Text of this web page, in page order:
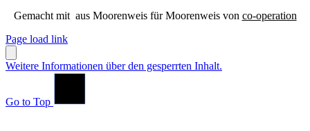
Gemacht mit aus Moorenweis für Moorenweis von co-operation
Page load link
Weitere Informationen über den gesperrten Inhalt.
Go to Top